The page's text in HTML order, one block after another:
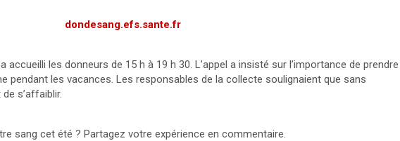
dondesang.efs.sante.fr
accueilli les donneurs de 15 h à 19 h 30. L’appel a insisté sur l’importance de prendre
pendant les vacances. Les responsables de la collecte soulignaient que sans
s’affaiblir.
sang cet été ? Partagez votre expérience en commentaire.